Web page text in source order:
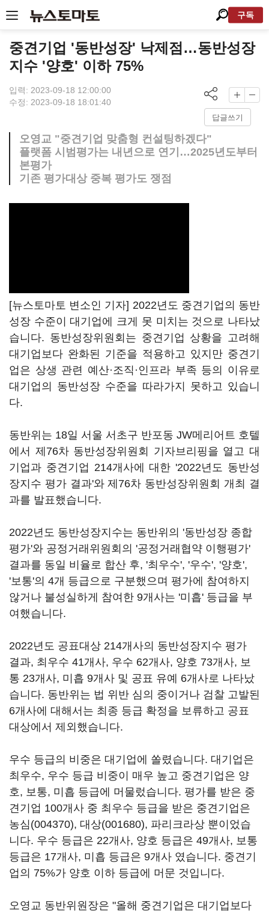
구독
중견기업 '동반성장' 낙제점…동반성장
지수 '양호' 이하 75%
입력: 2023-09-18 12:00:00
수정: 2023-09-18 18:01:40
답글쓰기
오영교 "중견기업 맞춤형 컨설팅하겠다"
플랫폼 시범평가는 내년으로 연기…2025년도부터
본평가
기존 평가대상 중복 평가도 쟁점
[뉴스토마토 변소인 기자] 2022년도 중견기업의 동반
성장 수준이 대기업에 크게 못 미치는 것으로 나타났
습니다. 동반성장위원회는 중견기업 상황을 고려해
대기업보다 완화된 기준을 적용하고 있지만 중견기
업은 상생 관련 예산·조직·인프라 부족 등의 이유로
대기업의 동반성장 수준을 따라가지 못하고 있습니
다.
동반위는 18일 서울 서초구 반포동 JW메리어트 호텔
에서 제76차 동반성장위원회 기자브리핑을 열고 대
기업과 중견기업 214개사에 대한 '2022년도 동반성
장지수 평가 결과'와 제76차 동반성장위원회 개최 결
과를 발표했습니다.
2022년도 동반성장지수는 동반위의 '동반성장 종합
평가'와 공정거래위원회의 '공정거래협약 이행평가'
결과를 동일 비율로 합산 후, '최우수', '우수', '양호',
'보통'의 4개 등급으로 구분했으며 평가에 참여하지
않거나 불성실하게 참여한 9개사는 '미흡' 등급을 부
여했습니다.
2022년도 공표대상 214개사의 동반성장지수 평가
결과, 최우수 41개사, 우수 62개사, 양호 73개사, 보
통 23개사, 미흡 9개사 및 공표 유예 6개사로 나타났
습니다. 동반위는 법 위반 심의 중이거나 검찰 고발된
6개사에 대해서는 최종 등급 확정을 보류하고 공표
대상에서 제외했습니다.
우수 등급의 비중은 대기업에 쏠렸습니다. 대기업은
최우수, 우수 등급 비중이 매우 높고 중견기업은 양
호, 보통, 미흡 등급에 머물렀습니다. 평가를 받은 중
견기업 100개사 중 최우수 등급을 받은 중견기업은
농심(004370), 대상(001680), 파리크라상 뿐이었습
니다. 우수 등급은 22개사, 양호 등급은 49개사, 보통
등급은 17개사, 미흡 등급은 9개사 였습니다. 중견기
업의 75%가 양호 이하 등급에 머문 것입니다.
오영교 동반위원장은 "올해 중견기업은 대기업보다